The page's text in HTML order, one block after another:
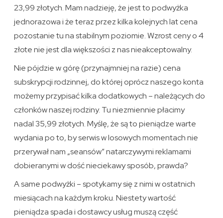
23,99 złotych. Mam nadzieję, że jest to podwyżka
jednorazowa i że teraz przez kilka kolejnych lat cena
pozostanie tu na stabilnym poziomie. Wzrost ceny o 4
złote nie jest dla większości z nas nieakceptowalny.
Nie pójdzie w górę (przynajmniej na razie) cena
subskrypcji rodzinnej, do której oprócz naszego konta
możemy przypisać kilka dodatkowych – należących do
członków naszej rodziny. Tu niezmiennie płacimy
nadal 35,99 złotych. Myślę, że są to pieniądze warte
wydania po to, by serwis w losowych momentach nie
przerywał nam „seansów” natarczywymi reklamami
dobieranymi w dość nieciekawy sposób, prawda?
A same podwyżki – spotykamy się z nimi w ostatnich
miesiącach na każdym kroku. Niestety wartość
pieniądza spada i dostawcy usług muszą część